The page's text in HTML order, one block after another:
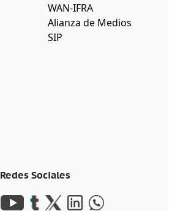
WAN-IFRA
Alianza de Medios
SIP
Redes Sociales